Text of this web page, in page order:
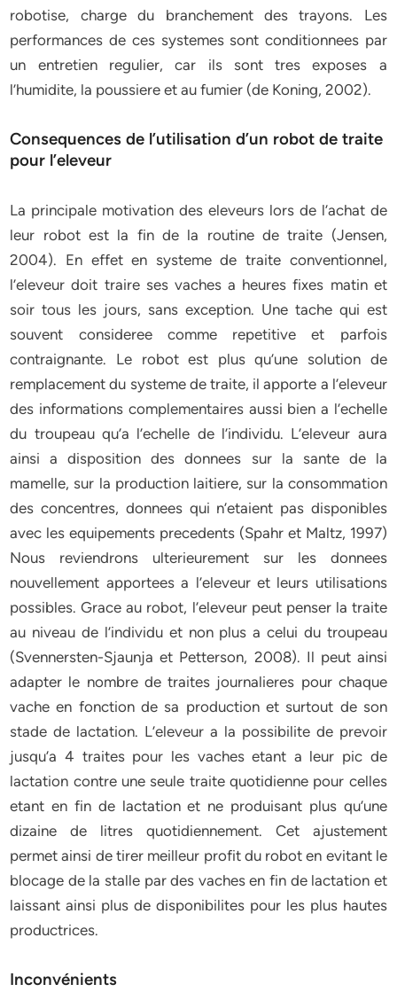
robotise, charge du branchement des trayons. Les
performances de ces systemes sont conditionnees par
un entretien regulier, car ils sont tres exposes a
l’humidite, la poussiere et au fumier (de Koning, 2002).
Consequences de l’utilisation d’un robot de traite
pour l’eleveur
La principale motivation des eleveurs lors de l’achat de
leur robot est la fin de la routine de traite (Jensen,
2004). En effet en systeme de traite conventionnel,
l’eleveur doit traire ses vaches a heures fixes matin et
soir tous les jours, sans exception. Une tache qui est
souvent consideree comme repetitive et parfois
contraignante. Le robot est plus qu’une solution de
remplacement du systeme de traite, il apporte a l’eleveur
des informations complementaires aussi bien a l’echelle
du troupeau qu’a l’echelle de l’individu. L’eleveur aura
ainsi a disposition des donnees sur la sante de la
mamelle, sur la production laitiere, sur la consommation
des concentres, donnees qui n’etaient pas disponibles
avec les equipements precedents (Spahr et Maltz, 1997)
Nous reviendrons ulterieurement sur les donnees
nouvellement apportees a l’eleveur et leurs utilisations
possibles. Grace au robot, l’eleveur peut penser la traite
au niveau de l’individu et non plus a celui du troupeau
(Svennersten-Sjaunja et Petterson, 2008). Il peut ainsi
adapter le nombre de traites journalieres pour chaque
vache en fonction de sa production et surtout de son
stade de lactation. L’eleveur a la possibilite de prevoir
jusqu’a 4 traites pour les vaches etant a leur pic de
lactation contre une seule traite quotidienne pour celles
etant en fin de lactation et ne produisant plus qu’une
dizaine de litres quotidiennement. Cet ajustement
permet ainsi de tirer meilleur profit du robot en evitant le
blocage de la stalle par des vaches en fin de lactation et
laissant ainsi plus de disponibilites pour les plus hautes
productrices.
Inconvénients